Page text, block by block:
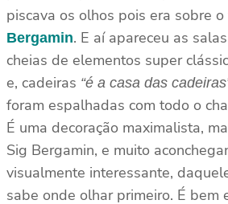
piscava os olhos pois era sobre
Bergamin. E aí apareceu as
cheias de elementos super
e, cadeiras “é a casa das
foram espalhadas com todo o
É uma decoração maximalista,
Sig Bergamin, e muito
visualmente interessante,
sabe onde olhar primeiro. É bem